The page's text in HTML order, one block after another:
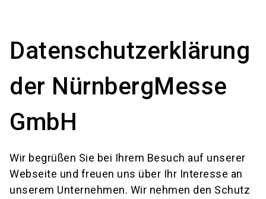
search
Datenschutzerklärung
der NürnbergMesse
GmbH
Wir begrüßen Sie bei Ihrem Besuch auf unserer
Webseite und freuen uns über Ihr Interesse an
unserem Unternehmen. Wir nehmen den Schutz